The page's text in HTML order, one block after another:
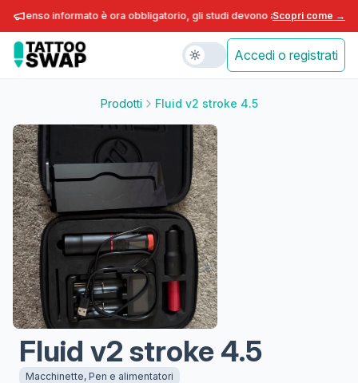
informato è ora obbligatorio, gli studi devono adeguarsi entro
Scopri come →
Accedi o registrati
Prodotti Fluid v2 stroke 4.5
Fluid v2 stroke 4.5
Macchinette, Pen e alimentatori